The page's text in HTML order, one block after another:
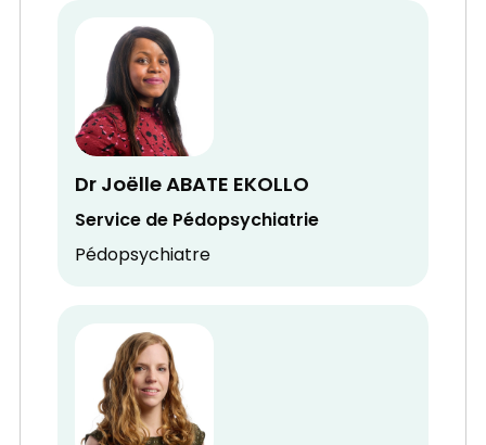
Dr Joëlle ABATE EKOLLO
Service de Pédopsychiatrie
Pédopsychiatre